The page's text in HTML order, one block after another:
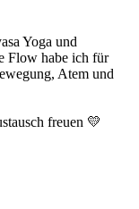
Yoga und
Flow habe ich für
Atem und
freuen 💛